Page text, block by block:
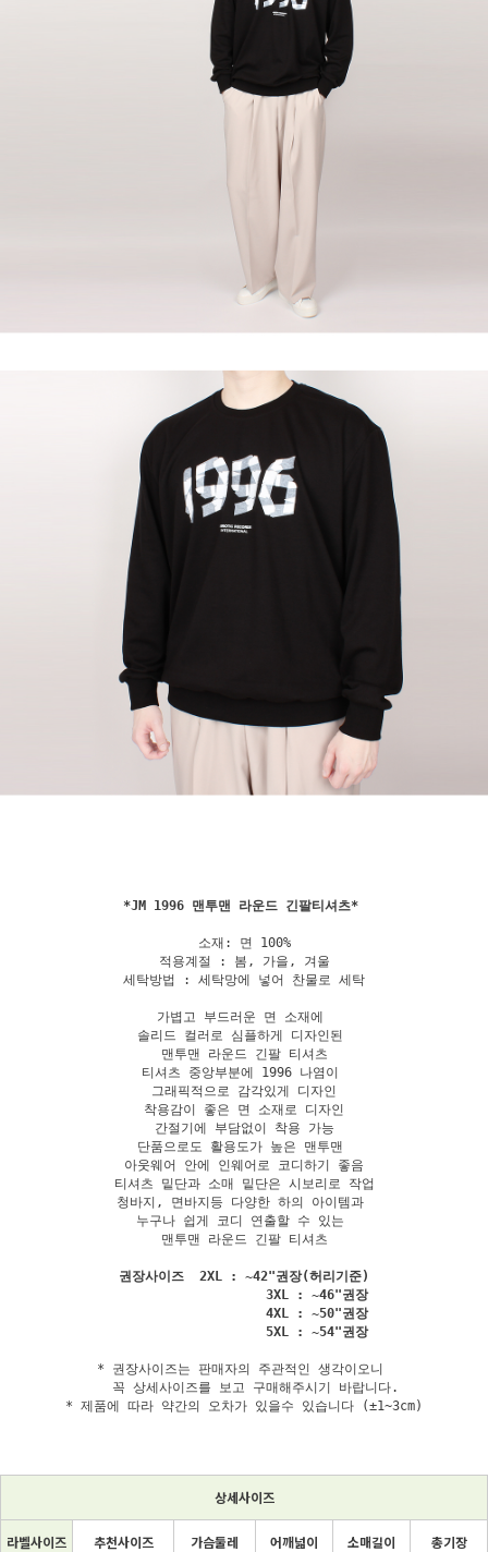
*JM 1996 맨투맨 라운드 긴팔티셔츠
소재: 면 100%
적용계절 : 봄, 가을, 겨울
세탁방법 : 세탁망에 넣어 찬물로 세탁
가볍고 부드러운 면 소재에
솔리드 컬러로 심플하게 디자인된
맨투맨 라운드 긴팔 티셔츠
티셔츠 중앙부분에 1996 나염이
그래픽적으로 감각있게 디자인
착용감이 좋은 면 소재로 디자인
간절기에 부담없이 착용 가능
단품으로도 활용도가 높은 맨투맨
아웃웨어 안에 인웨어로 코디하기 좋음
티셔츠 밑단과 소매 밑단은 시보리로 작업
청바지, 면바지등 다양한 하의 아이템과
누구나 쉽게 코디 연출할 수 있는
맨투맨 라운드 긴팔 티셔츠
권장사이즈  2XL : ~42"권장(허리기준)
                   5XL : ~54"권장
* 권장사이즈는 판매자의 주관적인 생각이오니
* 제품에 따라 약간의 오차가 있을수 있습니다 (±1~3cm)
상세사이즈
라벨사이즈 추천사이즈 가슴둘레 어깨넓이 소매길이 총기장